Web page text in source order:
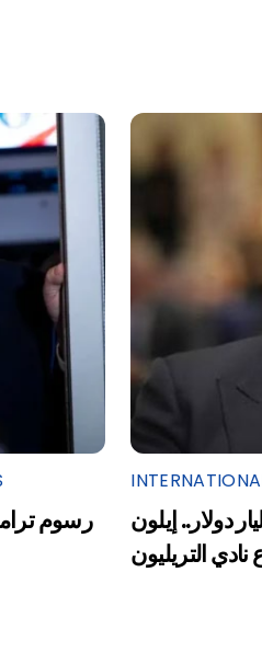
رسوم
أكثر من 600 مليار دولار.. إيلون
التريليون